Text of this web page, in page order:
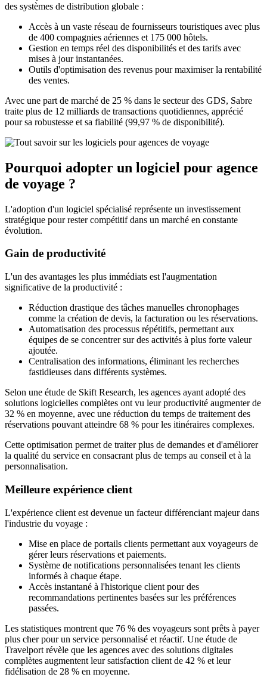
des systèmes de distribution globale :
Accès à un vaste réseau de fournisseurs touristiques avec plus
de 400 compagnies aériennes et 175 000 hôtels.
Gestion en temps réel des disponibilités et des tarifs avec
mises à jour instantanées.
Outils d'optimisation des revenus pour maximiser la rentabilité
des ventes.
Avec une part de marché de 25 % dans le secteur des GDS, Sabre
traite plus de 12 milliards de transactions quotidiennes, apprécié
pour sa robustesse et sa fiabilité (99,97 % de disponibilité).
Pourquoi adopter un logiciel pour agence
de voyage ?
L'adoption d'un logiciel spécialisé représente un investissement
stratégique pour rester compétitif dans un marché en constante
évolution.
Gain de productivité
L'un des avantages les plus immédiats est l'augmentation
significative de la productivité :
Réduction drastique des tâches manuelles chronophages
comme la création de devis, la facturation ou les réservations.
Automatisation des processus répétitifs, permettant aux
équipes de se concentrer sur des activités à plus forte valeur
ajoutée.
Centralisation des informations, éliminant les recherches
fastidieuses dans différents systèmes.
Selon une étude de Skift Research, les agences ayant adopté des
solutions logicielles complètes ont vu leur productivité augmenter de
32 % en moyenne, avec une réduction du temps de traitement des
réservations pouvant atteindre 68 % pour les itinéraires complexes.
Cette optimisation permet de traiter plus de demandes et d'améliorer
la qualité du service en consacrant plus de temps au conseil et à la
personnalisation.
Meilleure expérience client
L'expérience client est devenue un facteur différenciant majeur dans
l'industrie du voyage :
Mise en place de portails clients permettant aux voyageurs de
gérer leurs réservations et paiements.
Système de notifications personnalisées tenant les clients
informés à chaque étape.
Accès instantané à l'historique client pour des
recommandations pertinentes basées sur les préférences
passées.
Les statistiques montrent que 76 % des voyageurs sont prêts à payer
plus cher pour un service personnalisé et réactif. Une étude de
Travelport révèle que les agences avec des solutions digitales
complètes augmentent leur satisfaction client de 42 % et leur
fidélisation de 28 % en moyenne.